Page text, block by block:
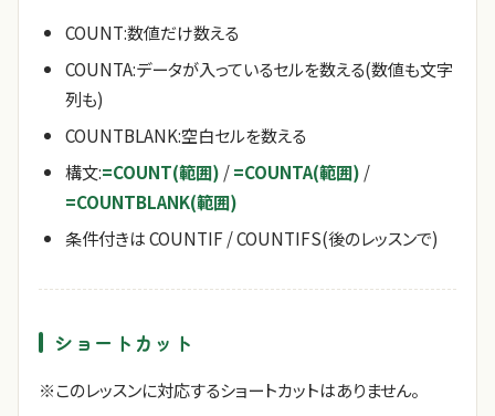
COUNT:数値だけ数える
COUNTA:データが入っているセルを数える(数値も文字
列も)
COUNTBLANK:空白セルを数える
構文:=COUNT(範囲) /=COUNTA(範囲) /
=COUNTBLANK(範囲)
条件付きは COUNTIF / COUNTIFS(後のレッスンで)
ショートカット
※このレッスンに対応するショートカットはありません。